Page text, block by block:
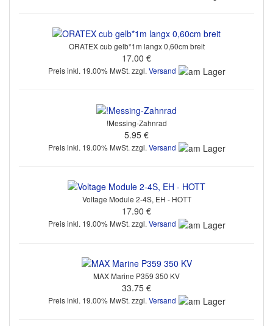
ORATEX cub gelb*1m langx 0,60cm breit
17.00 €
Preis inkl. 19.00% MwSt. zzgl. Versand
!Messing-Zahnrad
5.95 €
Preis inkl. 19.00% MwSt. zzgl. Versand
Voltage Module 2-4S, EH - HOTT
17.90 €
Preis inkl. 19.00% MwSt. zzgl. Versand
MAX Marine P359 350 KV
33.75 €
Preis inkl. 19.00% MwSt. zzgl. Versand